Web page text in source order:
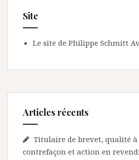
Site
Le site de Philippe Schmitt
Articles récents
Titulaire de brevet, qualité
contrefaçon et action en